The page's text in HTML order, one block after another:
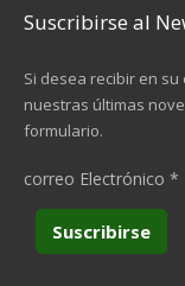
Suscribirse al
Si desea recibir en
nuestras últimas
formulario.
correo Electrónico *